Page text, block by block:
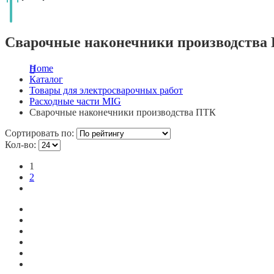
Сварочные наконечники
Home
Каталог
Товары для электросварочных работ
Расходные части MIG
Сварочные наконечники производства ПТК
Сортировать по:
Кол-во:
1
2